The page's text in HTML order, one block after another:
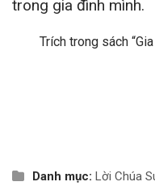
trong gia đình mình.
Trích trong sách
Danh mục: Lời Chúa